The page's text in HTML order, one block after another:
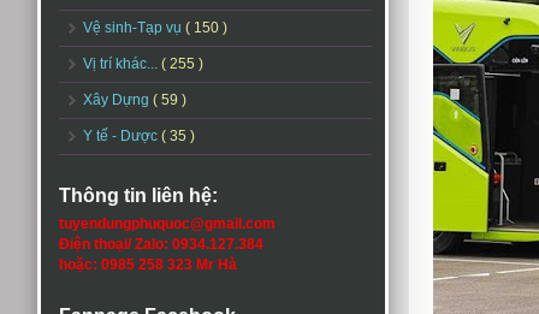
Vệ sinh-Tạp vụ ( 150 )
Vị trí khác... ( 255 )
Xây Dựng ( 59 )
Y tế - Dược ( 35 )
Thông tin liên hệ:
tuyendungphuquoc@gmail.com
Điện thoại/ Zalo: 0934.127.384
hoặc: 0985 258 323 Mr Hà